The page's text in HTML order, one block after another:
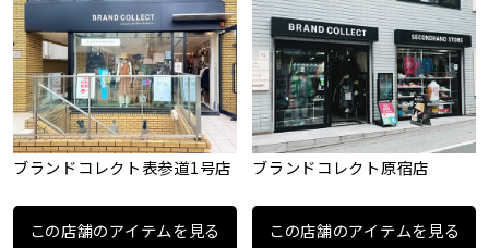
ブランドコレクト表参道1号店
この店舗のアイテムを見る
ブランドコレクト原宿店
この店舗のアイテムを見る